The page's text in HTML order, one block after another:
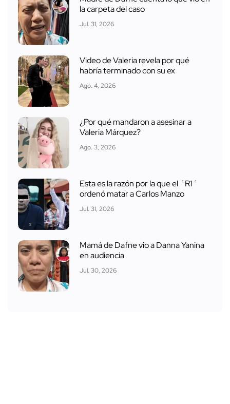
la carpeta del caso
Jul. 31, 2026
Video de Valeria revela por qué
habría terminado con su ex
Ago. 4, 2026
¿Por qué mandaron a asesinar a
Valeria Márquez?
Ago. 3, 2026
Esta es la razón por la que el ´R1´
ordenó matar a Carlos Manzo
Jul. 31, 2026
Mamá de Dafne vio a Danna Yanina
en audiencia
Jul. 30, 2026